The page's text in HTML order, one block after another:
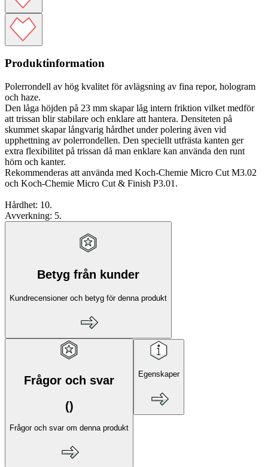
Produktinformation
Polerrondell av hög kvalitet för avlägsning av fina repor, hologram
och haze.
Den låga höjden på 23 mm skapar låg intern friktion vilket medför
att trissan blir stabilare och enklare att hantera. Densiteten på
skummet skapar långvarig hårdhet under polering även vid
upphettning av polerrondellen. Den speciellt utfrästa kanten ger
extra flexibilitet på trissan då man enklare kan använda den runt
hörn och kanter.
Rekommenderas att använda med Koch-Chemie Micro Cut M3.02
och Koch-Chemie Micro Cut & Finish P3.01.
Hårdhet: 10.
Avverkning: 5.
Betyg från kunder
Kundrecensioner och betyg för denna produkt
Frågor och svar
()
Frågor och svar om denna produkt
Egenskaper